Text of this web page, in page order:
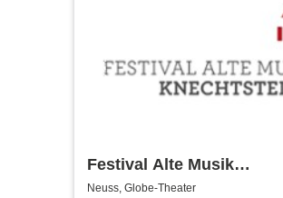
Festival Alte Musik
Knechtsteden
Neuss, Globe-Theater